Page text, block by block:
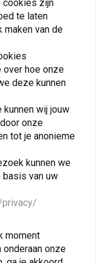
Ring Yamaha
SP ABS ('16-
R1 1000 ABS
YZF-R1M 1000
'22)/YZF-
('15-'21) | Zwart
Honda
650 R/CB 500
R/CBR 1000
cookies zijn
te laten
maken van de
over hoe onze
deze kunnen
kunnen wij jouw
onze
tot je anonieme
kunnen we
van uw
moment
onze